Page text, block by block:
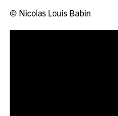
© Nicolas Louis Babin